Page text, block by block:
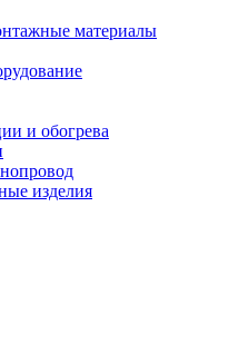
материалы
и обогрева
изделия